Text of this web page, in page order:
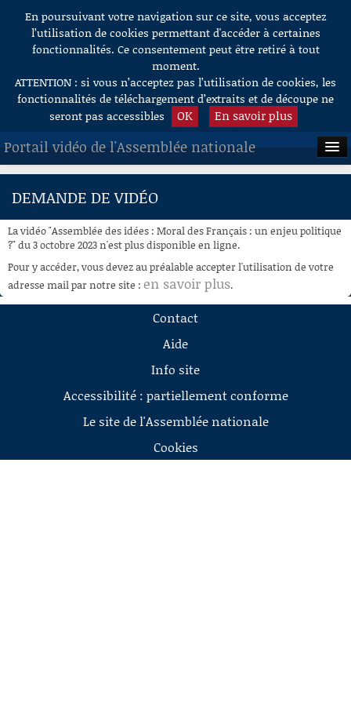
Aller au contenu
En poursuivant votre navigation sur ce site, vous acceptez
l’utilisation de cookies permettant d'accéder à certaines
fonctionnalités. Ce consentement peut être retiré à tout
moment.
ATTENTION : si vous n’acceptez pas l’utilisation de cookies, les
fonctionnalités de téléchargement d’extraits et de découpe ne
seront pas accessibles
OK En savoir plus
Portail vidéo de l'Assemblée nationale
ACCUEIL
À LA DEMANDE
RECHERCHE
AIDE À LA DÉCOUPE
DEMANDE DE VIDÉO
La vidéo "Assemblée des idées : Moral des Français : un enjeu politique
?" du 3 octobre 2023 n'est plus disponible en ligne.
Pour y accéder, vous devez au préalable accepter l'utilisation de votre
adresse mail par notre site : en savoir plus.
Contact
Aide
Info site
Accessibilité : partiellement conforme
Le site de l'Assemblée nationale
Cookies